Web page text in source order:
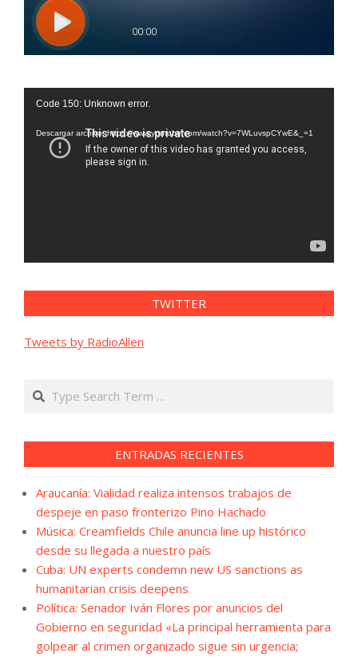
Reproductor
vídeo
Code 150: Unknown error.
Descargar archivo: https://www.youtube.com/watch?v=7WLuvspCYwE&_=1
TWITTER
Tweets by RadioAllen
Search
ENTRADAS RECIENTES
Araucanía: Vialidad realiza intensos trabajos de
despeje en paso fronterizo Pino Hachado
Música: Creamfields Chile anuncia line up histórico
desde su llegada a nuestro país
Cuba: UN experts condemn new US sanctions as
humanitarian crisis deepens
Política: Senador Iván Flores por anuncios del
Gobierno en seguridad «La principal herramienta para
golpear al crimen organizado sigue sin urgencia;